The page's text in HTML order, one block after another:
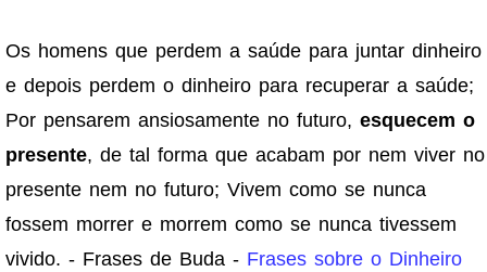
Os homens que perdem a saúde para juntar dinheiro
e depois perdem o dinheiro para recuperar a saúde;
Por pensarem ansiosamente no futuro, esquecem o
presente, de tal forma que acabam por nem viver no
presente nem no futuro; Vivem como se nunca
fossem morrer e morrem como se nunca tivessem
vivido. - Frases de Buda - Frases sobre o Dinheiro